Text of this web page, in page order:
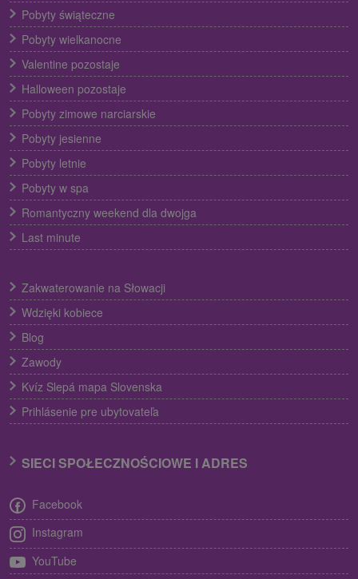
Pobyty świąteczne
Pobyty wielkanocne
Valentine pozostaje
Halloween pozostaje
Pobyty zimowe narciarskie
Pobyty jesienne
Pobyty letnie
Pobyty w spa
Romantyczny weekend dla dwojga
Last minute
Zakwaterowanie na Słowacji
Wdzięki kobiece
Blog
Zawody
Kvíz Slepá mapa Slovenska
Prihlásenie pre ubytovateľa
SIECI SPOŁECZNOŚCIOWE I ADRES
Facebook
Instagram
YouTube